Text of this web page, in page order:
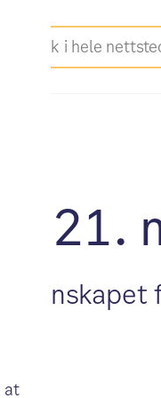
21.
at